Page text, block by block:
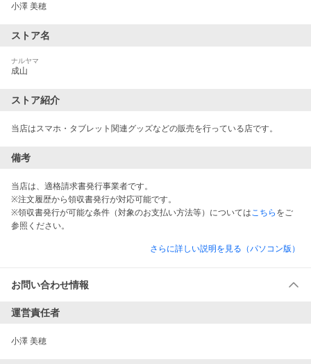
小澤 美穂
ストア名
ナルヤマ
成山
ストア紹介
当店はスマホ・タブレット関連グッズなどの販売を行っている店です。
備考
当店は、適格請求書発行事業者です。
※注文履歴から領収書発行が対応可能です。
※領収書発行が可能な条件（対象のお支払い方法等）についてはこちら をご
参照ください。
さらに詳しい説明を見る（パソコン版）
お問い合わせ情報
運営責任者
小澤 美穂